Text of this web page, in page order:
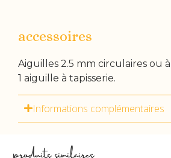
accessoires
Aiguilles 2.5 mm circulaires ou
1 aiguille à tapisserie.
Informations complémentaires